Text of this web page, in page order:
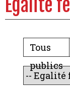
Egalité
Tous
publics